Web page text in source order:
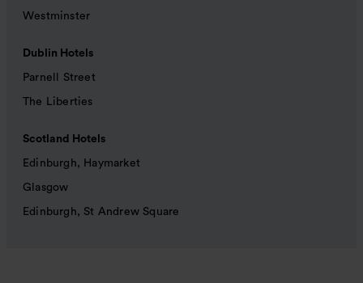
Westminster
Dublin Hotels
Parnell Street
The Liberties
Scotland Hotels
Edinburgh, Haymarket
Glasgow
Edinburgh, St Andrew Square